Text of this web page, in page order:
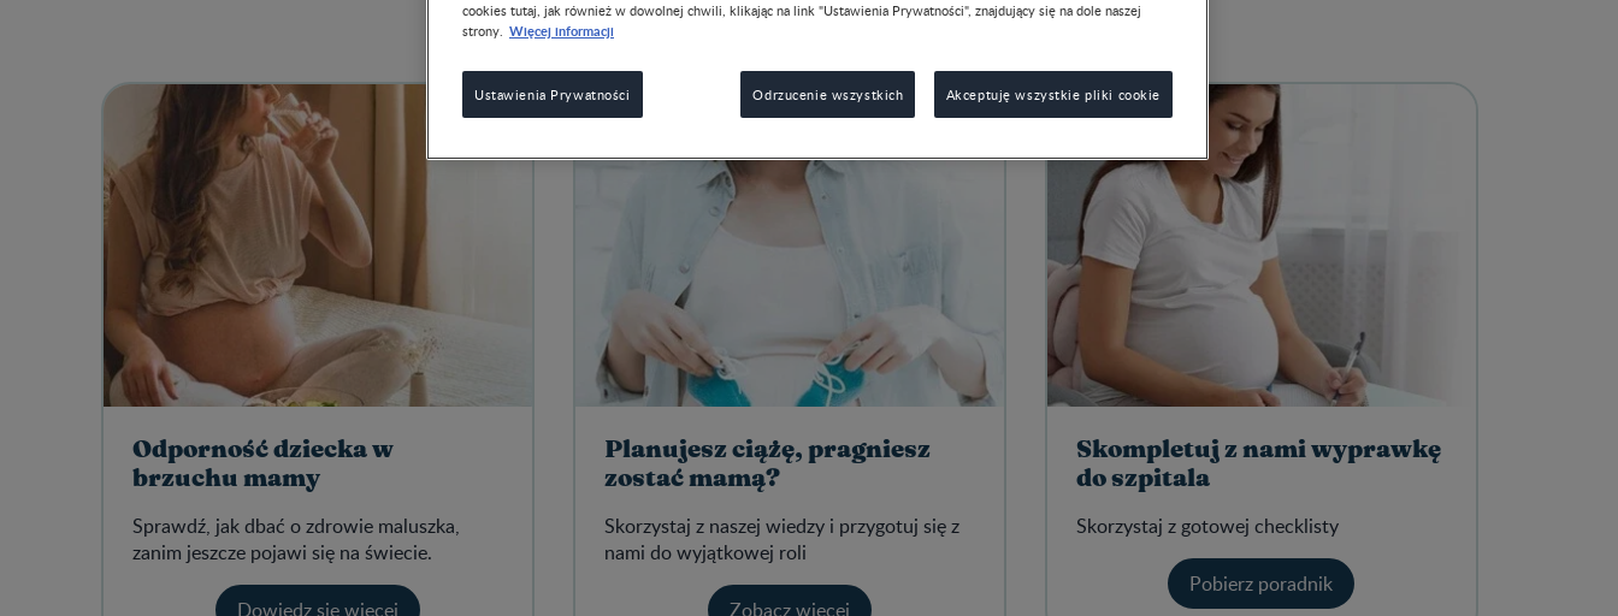
Odporność dziecka w
brzuchu mamy
Sprawdź, jak dbać o zdrowie maluszka,
zanim jeszcze pojawi się na świecie.
Dowiedz się więcej
Planujesz ciążę, pragniesz
zostać mamą?
Skorzystaj z naszej wiedzy i przygotuj się z
nami do wyjątkowej roli
Zobacz więcej
Skompletuj z nami wyprawkę
do szpitala
Skorzystaj z gotowej checklisty
Pobierz poradnik
cookies tutaj, jak również w dowolnej chwili, klikając na link "Ustawienia Prywatności", znajdujący się na dole naszej
strony. Więcej informacji
Ustawienia Prywatności Odrzucenie wszystkich Akceptuję wszystkie pliki cookie